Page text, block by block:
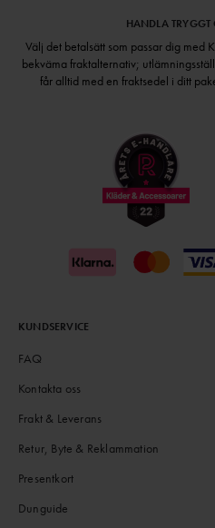
HANDLA
Välj det betalsätt som passar dig med
bekväma fraktalternativ;
får alltid med en fraktsedel i ditt
KUNDSERVICE
FAQ
Kontakta oss
Frakt & Leverans
Retur, Byte & Reklammation
Presentkort
Dunguide